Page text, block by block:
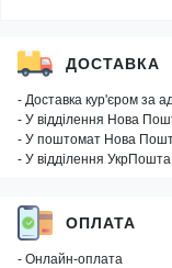
ДОСТАВКА
- Доставка кур'єром за
- У відділення Нова
- У поштомат Нова
- У відділення УкрПошта
ОПЛАТА
- Онлайн-оплата